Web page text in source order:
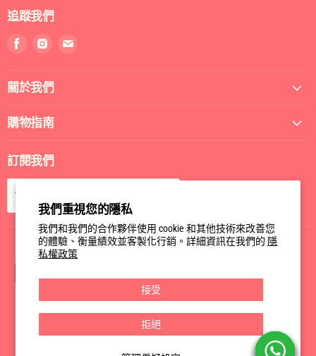
我們重視您的隱私
我們和我們的合作夥伴使用 cookie 和其他技術來改善您
的體驗、衡量績效並客製化行銷。詳細資訊在我們的 隱
私權政策
接受
拒絕
追蹤我們
們
們
關於我們
購物指南
訂閱我們
電郵
Privacy Policy
Terms of Service